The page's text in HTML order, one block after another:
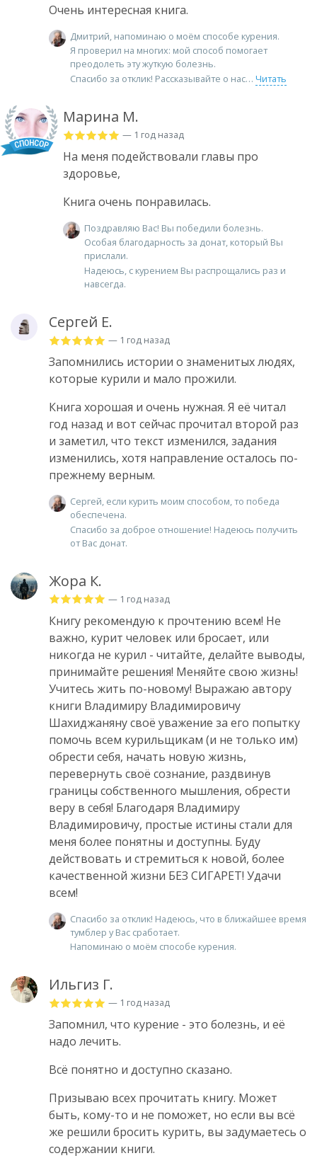
Очень интересная книга.
Дмитрий, напоминаю о моём способе курения.
Я проверил на многих: мой способ помогает
преодолеть эту жуткую болезнь.
Спасибо за отклик! Рассказывайте о нас
Читать
Марина М.
— 1 год назад
На меня подействовали главы про
здоровье,
Книга очень понравилась.
Поздравляю Вас! Вы победили болезнь.
Особая благодарность за донат, который Вы
прислали.
Надеюсь, с курением Вы распрощались раз и
навсегда.
Сергей Е.
— 1 год назад
Запомнились истории о знаменитых людях,
которые курили и мало прожили.
Книга хорошая и очень нужная. Я её читал
год назад и вот сейчас прочитал второй раз
и заметил, что текст изменился, задания
изменились, хотя направление осталось по-
прежнему верным.
Сергей, если курить моим способом, то победа
обеспечена.
Спасибо за доброе отношение! Надеюсь получить
от Вас донат.
Жора К.
— 1 год назад
Книгу рекомендую к прочтению всем! Не
важно, курит человек или бросает, или
никогда не курил - читайте, делайте выводы,
принимайте решения! Меняйте свою жизнь!
Учитесь жить по-новому! Выражаю автору
книги Владимиру Владимировичу
Шахиджаняну своё уважение за его попытку
помочь всем курильщикам (и не только им)
обрести себя, начать новую жизнь,
перевернуть своё сознание, раздвинув
границы собственного мышления, обрести
веру в себя! Благодаря Владимиру
Владимировичу, простые истины стали для
меня более понятны и доступны. Буду
действовать и стремиться к новой, более
качественной жизни БЕЗ СИГАРЕТ! Удачи
всем!
Спасибо за отклик! Надеюсь, что в ближайшее время
тумблер у Вас сработает.
Напоминаю о моём способе курения.
Ильгиз Г.
— 1 год назад
Запомнил, что курение - это болезнь, и её
надо лечить.
Всё понятно и доступно сказано.
Призываю всех прочитать книгу. Может
быть, кому-то и не поможет, но если вы всё
же решили бросить курить, вы задумаетесь о
содержании книги.